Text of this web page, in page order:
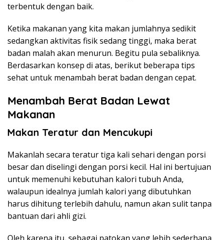
terbentuk dengan baik.
Ketika makanan yang kita makan jumlahnya sedikit
sedangkan aktivitas fisik sedang tinggi, maka berat
badan malah akan menurun. Begitu pula sebaliknya.
Berdasarkan konsep di atas, berikut beberapa tips
sehat untuk menambah berat badan dengan cepat.
Menambah Berat Badan Lewat
Makanan
Makan Teratur dan Mencukupi
Makanlah secara teratur tiga kali sehari dengan porsi
besar dan diselingi dengan porsi kecil. Hal ini bertujuan
untuk memenuhi kebutuhan kalori tubuh Anda,
walaupun idealnya jumlah kalori yang dibutuhkan
harus dihitung terlebih dahulu, namun akan sulit tanpa
bantuan dari ahli gizi.
Oleh karena itu, sebagai patokan yang lebih sederhana